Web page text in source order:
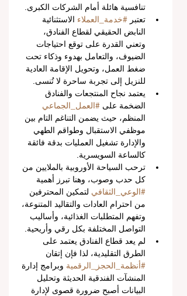
تنافسية هائلة أمام الشركات الكبرى.
تعتبر #خدمة_العملاء الاستثنائية
النابض الحقيقي لقطاع الفنادق،
وتعني القدرة على توقع احتياجات
الضيوف، والتعامل بهدوء وذكاء تحت
ضغط العمل، وتحويل الإقامة العادية
للنزيل إلى تجربة ساحرة لا تُنسى.
يعتمد نجاح المنتجعات والفنادق
الضخمة على #العمل_الجماعي
المنظم، حيث يضمن التناغم التام بين
موظفي الاستقبال وطواقم الطهي
والإدارة تشغيل العمليات بدقة فائقة
كالساعة السويسرية.
ترحب السياحة الأوروبية بالملايين من
كل حدب وصوب، وهنا تبرز أهمية
#الوعي_الثقافي لتمكين المحترفين
من احترام العادات والتقاليد المتنوعة،
وتفهم المتطلبات الغذائية، وأساليب
التواصل المختلفة بكل رقي وأريحية.
لم يعد قطاع الفنادق يعتمد على
الطرق التقليدية، لذا فإن إتقان
#أنظمة_الحجز_الرقمية وبرامج إدارة
المنشآت الفندقية الحديثة وتحليل
البيانات أصبح ضرورة قصوى لإدارة